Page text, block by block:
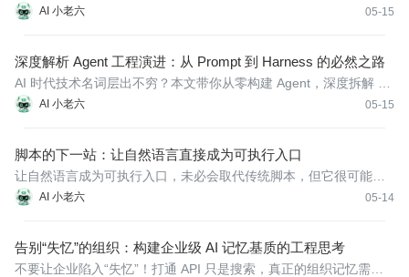
AI 小老六 05-15
辐射的散热效率极高。只要部署足够大的遮阳散热板，太空完全能
深度解析 Agent 工程演进：从 Prompt 到 Harness 的必然之路
AI 小老六 05-15
AI 时代技术名词层出不穷？本文带你从零构建 Agent，深度拆解 Pr
ompt、Context 到 Harness 的工程演进逻辑，看透智能体时代
脚本的下一站：让自然语言直接成为可执行入口
AI 小老六 05-14
让自然语言成为可执行入口，未必会取代传统脚本，但它很可能会
成为自动化体系里一个越来越重要的新层。它的意义不在于炫技，
告别“失忆”的组织：构建企业级 AI 记忆基质的工程思考
不要让企业陷入“失忆”！打通 API 只是搜索，真正的组织记忆需要